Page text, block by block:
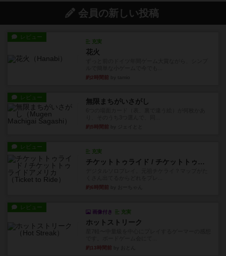
会員の新しい投稿
レビュー
充実
花火
約2時間前
レビュー 無限まちがいさがし
約5時間前
レビュー
充実
チケットトゥライド / チケットトゥライドアメリカ
約6時間前
レビュー
画像付き 充実
ホットストリーク
約13時間前